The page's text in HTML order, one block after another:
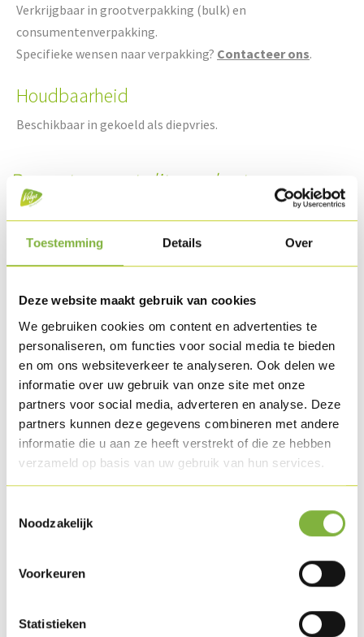
Toestemming Details Over
Deze website maakt gebruik van cookies
We gebruiken cookies om content en advertenties te
personaliseren, om functies voor social media te bieden
en om ons websiteverkeer te analyseren. Ook delen we
informatie over uw gebruik van onze site met onze
partners voor social media, adverteren en analyse. Deze
partners kunnen deze gegevens combineren met andere
informatie die u aan ze heeft verstrekt of die ze hebben
verzameld op basis van uw gebruik van hun services.
Noodzakelijk
Voorkeuren
Statistieken
Verkrijgbaar in grootverpakking (bulk) en
consumentenverpakking.
Specifieke wensen naar verpakking? Contacteer ons.
Houdbaarheid
Beschikbaar in gekoeld als diepvries.
Recepten met dit product
Kippendonut opgevuld met courgettenblokjes en
spaghetti